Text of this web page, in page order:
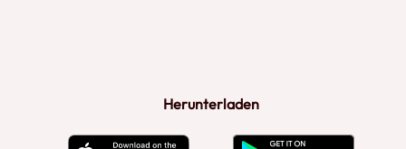
Herunterladen